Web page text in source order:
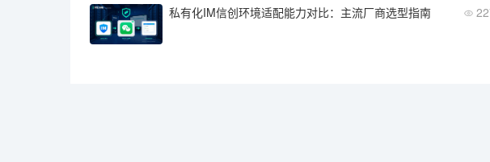
私有化IM信创环境适配能力对比：主流厂商选型指南